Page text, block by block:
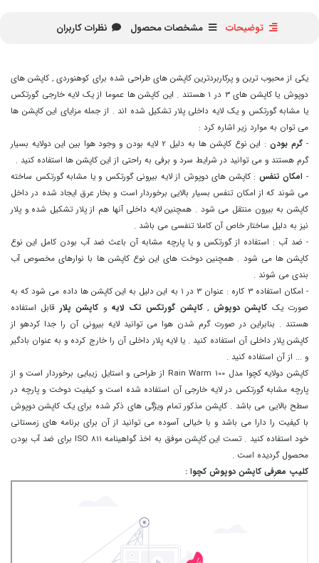
توضیحات مشخصات محصول نظرات کاربران
یکی از محبوب ترین و پرکاربردترین کاپشن های طراحی شده برای کوهنوردی , کاپشن های
دوپوش یا کاپشن های 3 در 1 هستند . این کاپشن ها عموما از یک لایه خارجی گورتکس
یا مشابه گورتکس و یک لایه داخلی پلار تشکیل شده اند . از جمله مزایای این کاپشن ها
می توان به موارد زیر اشاره کرد :
- گرم بودن
: این نوع کاپشن ها به دلیل 2 لایه بودن و وجود هوا بین این دولایه بسیار
گرم هستند و می توانید در شرایط سرد و برفی به راحتی از این کاپشن ها استفاده کنید .
- امکان تنفس : کاپشن های دوپوش از لایه بیرونی گورتکس و یا مشابه گورتکس ساخته
می شوند که از امکان تنفس بسیار بالایی برخوردار است و بخار عرق ایجاد شده در داخل
کاپشن به بیرون منتقل می شود . همچنین لایه داخلی آنها هم از پلار تشکیل شده و پلار
نیز به دلیل ساختار خاص آن کاملا تنفسی می باشد .
- ضد آب : استفاده از گورتکس و یا پارچه مشابه آن باعث ضد آب بودن کامل این نوع
کاپشن ها می شود . همچنین دوخت های این نوع کاپشن ها با نوارهای مخصوص آب
بندی می شوند .
- امکان استفاده 3 کاره : عنوان 3 در 1 به این دلیل به این کاپشن ها داده می شود که به
صورت یک کاپشن دوپوش , کاپشن گورتکس تک لایه و کاپشن پلار قابل استفاده
هستند . بنابراین در صورت گرم شدن هوا می توانید لایه بیرونی آن را جدا کردهو از
کاپشن پلار داخلی آن استفاده کنید . یا لایه پلار داخلی آن را خارج کرده و به عنوان بادگیر
و ... از آن استفاده کنید .
کاپشن دولایه کچوا مدل Rain Warm 100 از طراحی و استایل زیبایی برخوردار است و از
پارچه مشابه گورتکس در لایه خارجی آن استفاده شده است و کیفیت دوخت و پارچه در
سطح بالایی می باشد . کاپشن مذکور تمام ویژگی های ذکر شده برای یک کاپشن دوپوش
با کیفیت را دارا می باشد و با خیالی آسوده می توانید از آن برای برنامه های زمستانی
خود استفاده کنید . تست این کاپشن موفق به اخذ گواهینامه ISO 811 برای ضد آب بودن
محصول گردیده است .
کلیپ معرفی کاپشن دوپوش کچوا :